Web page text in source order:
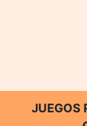
JUEGOS